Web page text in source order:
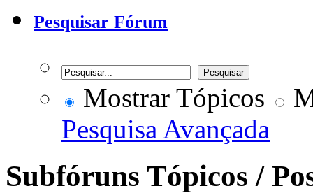
Pesquisar Fórum
Mostrar Tópicos
Pesquisa Avançada
Subfóruns Tópicos /